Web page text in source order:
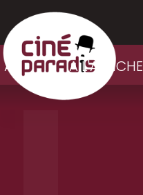
ACCUEIL A L'AFFICHE